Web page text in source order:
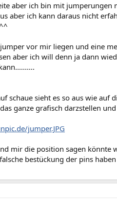
aber ich bin mit jumperungen
aber ich kann daraus nicht
vor mir liegen und eine
aber ich will denn ja dann
schaue sieht es so aus wie auf
ganze grafisch darzstellen
jumper.JPG
mir die position sagen könnte
bestückung der pins haben